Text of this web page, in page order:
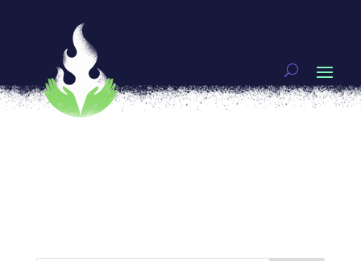
Rosalía y su amor por las plantas
porVoces de Mujeres Video,
VOCES DE MUJERES
Rosalía Méndez Xool, una mujer maya de